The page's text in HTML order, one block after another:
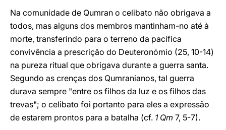
Na comunidade de Qumran o celibato não obrigava a
todos, mas alguns dos membros mantinham-no até à
morte, transferindo para o terreno da pacífica
convivência a prescrição do Deuteronómio (25, 10-14)
na pureza ritual que obrigava durante a guerra santa.
Segundo as crenças dos Qumranianos, tal guerra
durava sempre "entre os filhos da luz e os filhos das
trevas"; o celibato foi portanto para eles a expressão
de estarem prontos para a batalha (cf. 1 Qm 7, 5-7).